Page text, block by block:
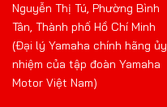
Nguyễn Thị Tú, Phường Bình
Tân, Thành phố Hồ Chí Minh
(Đại lý Yamaha chính hãng ủy
nhiệm của tập đoàn Yamaha
Motor Việt Nam)